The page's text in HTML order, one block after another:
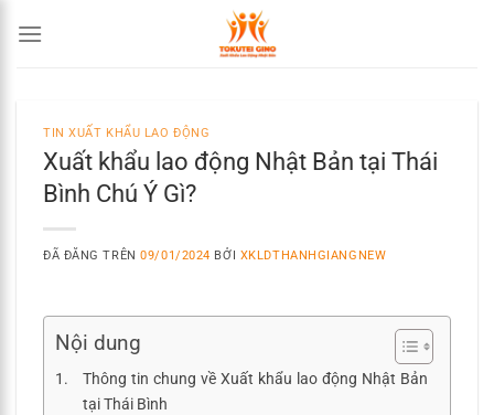
đến
TIN XUẤT KHẨU LAO ĐỘNG
Xuất khẩu lao động Nhật Bản tại Thái
Bình Chú Ý Gì?
ĐÃ ĐĂNG TRÊN09/01/2024 BỞI XKLDTHANHGIANGNEW
Nội dung
Thông tin chung về Xuất khẩu lao động Nhật Bản
tại Thái Bình